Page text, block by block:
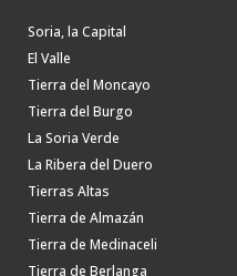
Soria, la Capital
El Valle
Tierra del Moncayo
Tierra del Burgo
La Soria Verde
La Ribera del Duero
Tierras Altas
Tierra de Almazán
Tierra de Medinaceli
Tierra de Berlanga